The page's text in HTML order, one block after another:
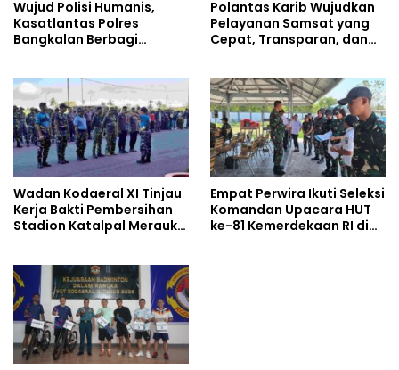
Wujud Polisi Humanis,
Kasatlantas Polres
Bangkalan Berbagi
Ahmad Ibrahim
Polantas Karib Wujudkan
Pelayanan Samsat yang
Cepat, Transparan, dan
Wadan Kodaeral XI Tinjau
Kerja Bakti Pembersihan
Stadion Katalpal Merauke,
Empat Perwira Ikuti Seleksi
Komandan Upacara HUT
ke-81 Kemerdekaan RI di